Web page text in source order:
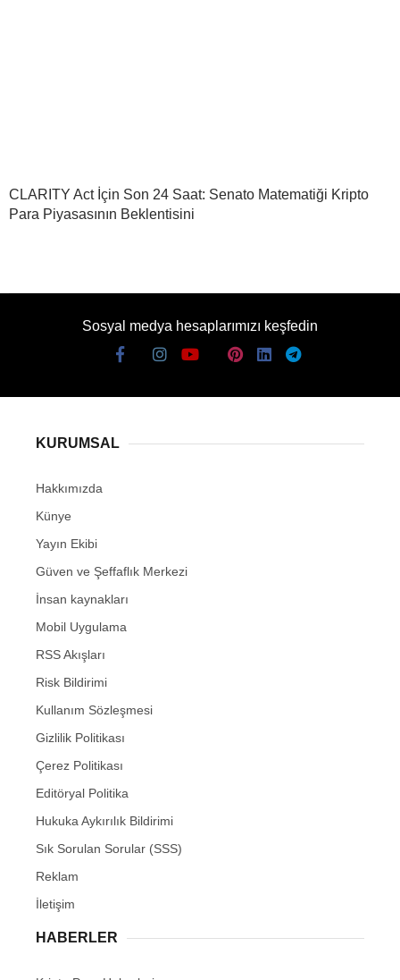
CLARITY Act İçin Son 24 Saat: Senato Matematiği Kripto
Para Piyasasının Beklentisini
Sosyal medya hesaplarımızı keşfedin
KURUMSAL
Hakkımızda
Künye
Yayın Ekibi
Güven ve Şeffaflık Merkezi
İnsan kaynakları
Mobil Uygulama
RSS Akışları
Risk Bildirimi
Kullanım Sözleşmesi
Gizlilik Politikası
Çerez Politikası
Editöryal Politika
Hukuka Aykırılık Bildirimi
Sık Sorulan Sorular (SSS)
Reklam
İletişim
HABERLER